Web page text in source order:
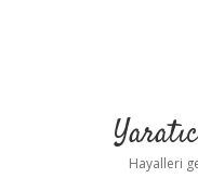
Hayalleri